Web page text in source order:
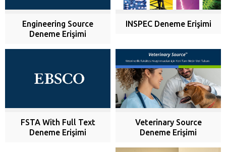
Engineering Source
Deneme Erişimi
INSPEC Deneme Erişimi
FSTA With Full Text
Deneme Erişimi
Veterinary Source
Deneme Erişimi